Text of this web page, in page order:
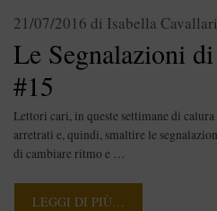
Le Segnalazioni
#15
21/07/2016 di Isabella Cavallari
Lettori cari, in queste settimane di
arretrati e, quindi, smaltire le
di cambiare ritmo e …
LEGGI DI PIÙ…